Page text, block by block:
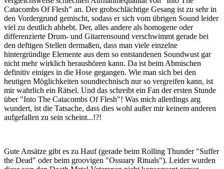
Catacombs Of Flesh" an. Der grobschlächtige Gesang ist zu sehr in
den Vordergrund gemischt, sodass er sich vom übrigen Sound leider
viel zu deutlich abhebt. Der, alles andere als homogene oder
differenzierte Drum- und Gitarrensound verschwimmt gerade bei
den deftigen Stellen dermaßen, dass man viele einzelne
hintergründige Elemente aus dem so entstandenen Soundwust gar
nicht mehr wirklich heraushören kann. Da ist beim Abmischen
definitiv einiges in die Hose gegangen. Wie man sich bei den
heutigen Möglichkeiten soundtechnisch nur so vergreifen kann, ist
mir wahrlich ein Rätsel. Und das schreibt ein Fan der ersten Stunde
über "Into The Catacombs Of Flesh"! Was mich allerdings arg
wundert, ist die Tatsache, dass dies wohl außer mir keinem anderen
aufgefallen zu sein scheint...!?!
Gute Ansätze gibt es zu Hauf (gerade beim Rolling Thunder "Suffer
the Dead" oder beim groovigen "Ossuary Rituals"). Leider wurden